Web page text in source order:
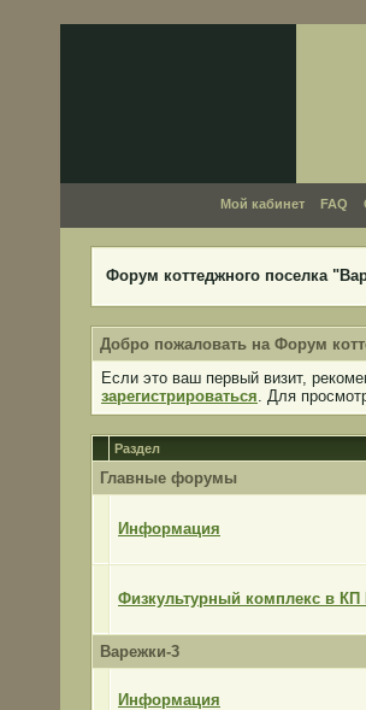
Мой кабинет FAQ
Форум коттеджного поселка
Добро пожаловать на Форум
Если это ваш первый визит,
зарегистрироваться. Для
Раздел
Главные форумы
Информация
Физкультурный комплекс в КП
Варежки-3
Информация